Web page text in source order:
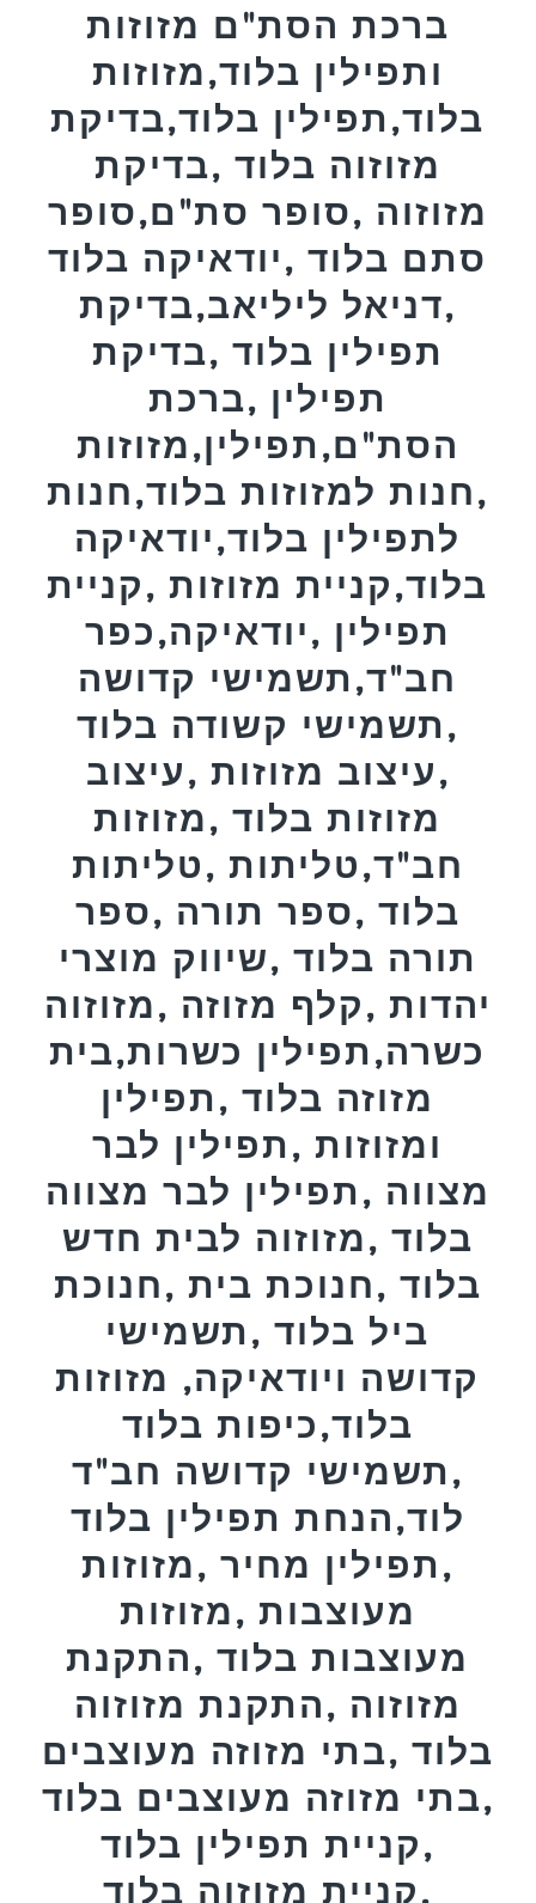
ברכת הסת"ם מזוזות
ותפילין בלוד,מזוזות
בלוד,תפילין בלוד,בדיקת
מזוזוה בלוד ,בדיקת
מזוזוה ,סופר סת"ם,סופר
סתם בלוד ,יודאיקה בלוד
,דניאל ליליאב,בדיקת
תפילין בלוד ,בדיקת
תפילין ,ברכת
הסת"ם,תפילין,מזוזות
,חנות למזוזות בלוד,חנות
לתפילין בלוד,יודאיקה
בלוד,קניית מזוזות ,קניית
תפילין ,יודאיקה,כפר
חב"ד,תשמישי קדושה
,תשמישי קשודה בלוד
,עיצוב מזוזות ,עיצוב
מזוזות בלוד ,מזוזות
חב"ד,טליתות ,טליתות
בלוד ,ספר תורה ,ספר
תורה בלוד ,שיווק מוצרי
יהדות ,קלף מזוזה ,מזוזוה
כשרה,תפילין כשרות,בית
מזוזה בלוד ,תפילין
ומזוזות ,תפילין לבר
מצווה ,תפילין לבר מצווה
בלוד ,מזוזוה לבית חדש
בלוד ,חנוכת בית ,חנוכת
ביל בלוד ,תשמישי
קדושה ויודאיקה, מזוזות
בלוד,כיפות בלוד
,תשמישי קדושה חב"ד
לוד,הנחת תפילין בלוד
,תפילין מחיר ,מזוזות
מעוצבות ,מזוזות
מעוצבות בלוד ,התקנת
מזוזוה ,התקנת מזוזוה
בלוד ,בתי מזוזה מעוצבים
,בתי מזוזה מעוצבים בלוד
,קניית תפילין בלוד
,קניית מזוזוה בלוד